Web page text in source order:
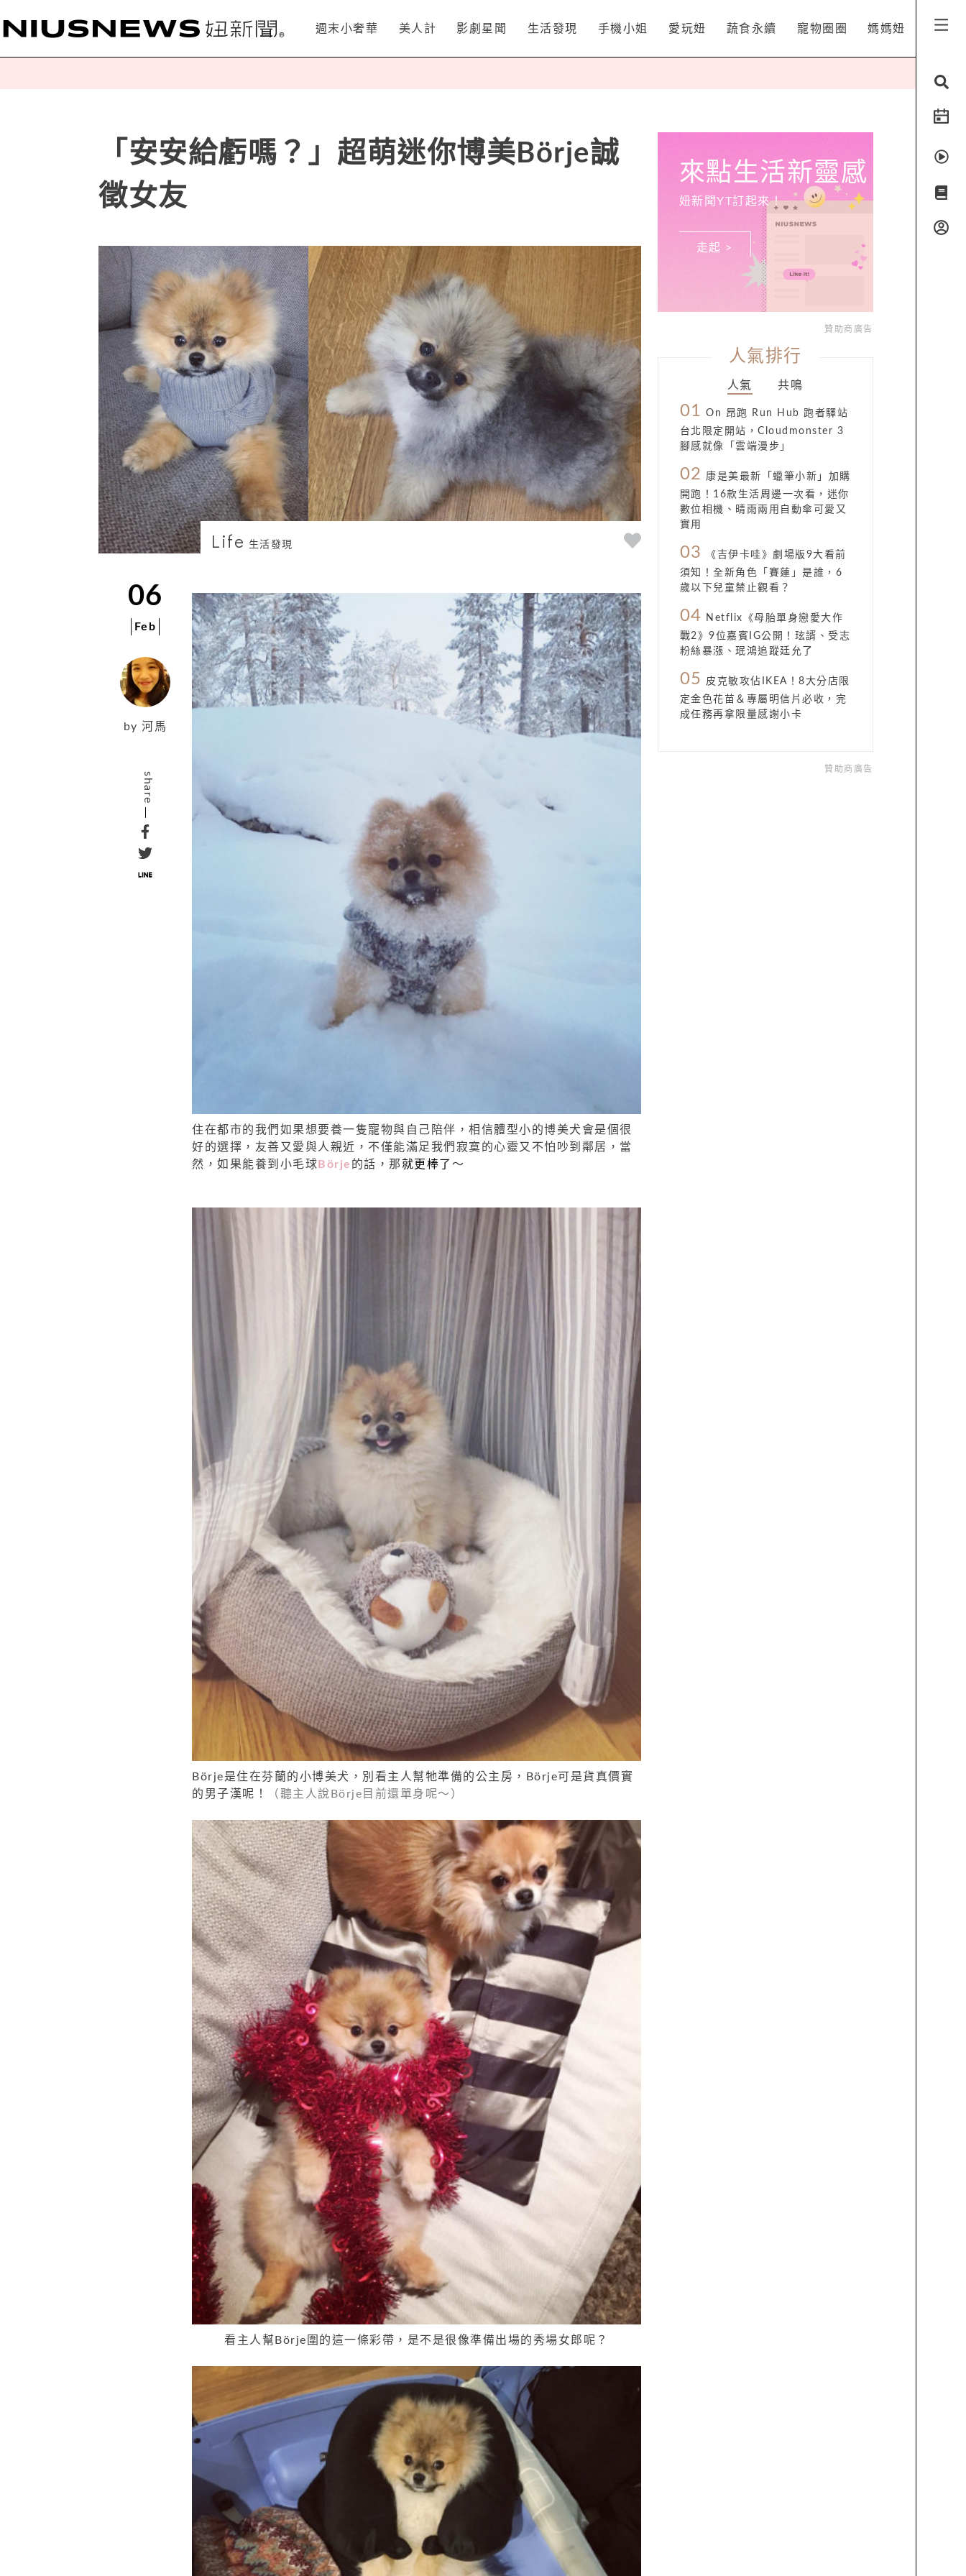
週末小奢華 美人計 影劇星聞 生活發現 手機小姐 愛玩妞 蔬食永續 寵物圈圈 媽媽妞
「安安給虧嗎？」超萌迷你博美Börje誠
徵女友
Life 生活發現
06
Feb
by河馬
share
住在都市的我們如果想要養一隻寵物與自己陪伴，相信體型小的博美犬會是個很
好的選擇，友善又愛與人親近，不僅能滿足我們寂寞的心靈又不怕吵到鄰居，當
然，如果能養到小毛球 Börje 的話，那 就更棒了 ～
Börje是住在芬蘭的小博美犬，別看主人幫牠準備的公主房，Börje可是貨真價實
的男子漢呢！
（聽主人說Börje目前還單身呢～）
看主人幫Börje圍的這一條彩帶，是不是很像準備出場的秀場女郎呢？
來點生活新靈感
妞新聞YT訂起來！
走起 >
贊助商廣告
人氣排行
人氣 共鳴
01 On 昂跑 Run Hub 跑者驛站
台北限定開站，Cloudmonster 3
腳感就像「雲端漫步」
02
康是美最新「蠟筆小新」加購
開跑！16款生活周邊一次看，迷你
數位相機、晴雨兩用自動傘可愛又
實用
03
《吉伊卡哇》劇場版9大看前
須知！全新角色「賽蓮」是誰，6
歲以下兒童禁止觀看？
04
Netflix《母胎單身戀愛大作
戰2》9位嘉賓IG公開！玹諝、受志
粉絲暴漲、珉鴻追蹤廷允了
05
皮克敏攻佔IKEA！8大分店限
定金色花苗＆專屬明信片必收，完
成任務再拿限量感謝小卡
贊助商廣告